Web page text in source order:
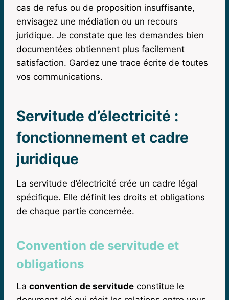
cas de refus ou de proposition insuffisante,
envisagez une médiation ou un recours
juridique. Je constate que les demandes bien
documentées obtiennent plus facilement
satisfaction. Gardez une trace écrite de toutes
vos communications.
Servitude d’électricité :
fonctionnement et cadre
juridique
La servitude d’électricité crée un cadre légal
spécifique. Elle définit les droits et obligations
de chaque partie concernée.
Convention de servitude et
obligations
La convention de servitude constitue le